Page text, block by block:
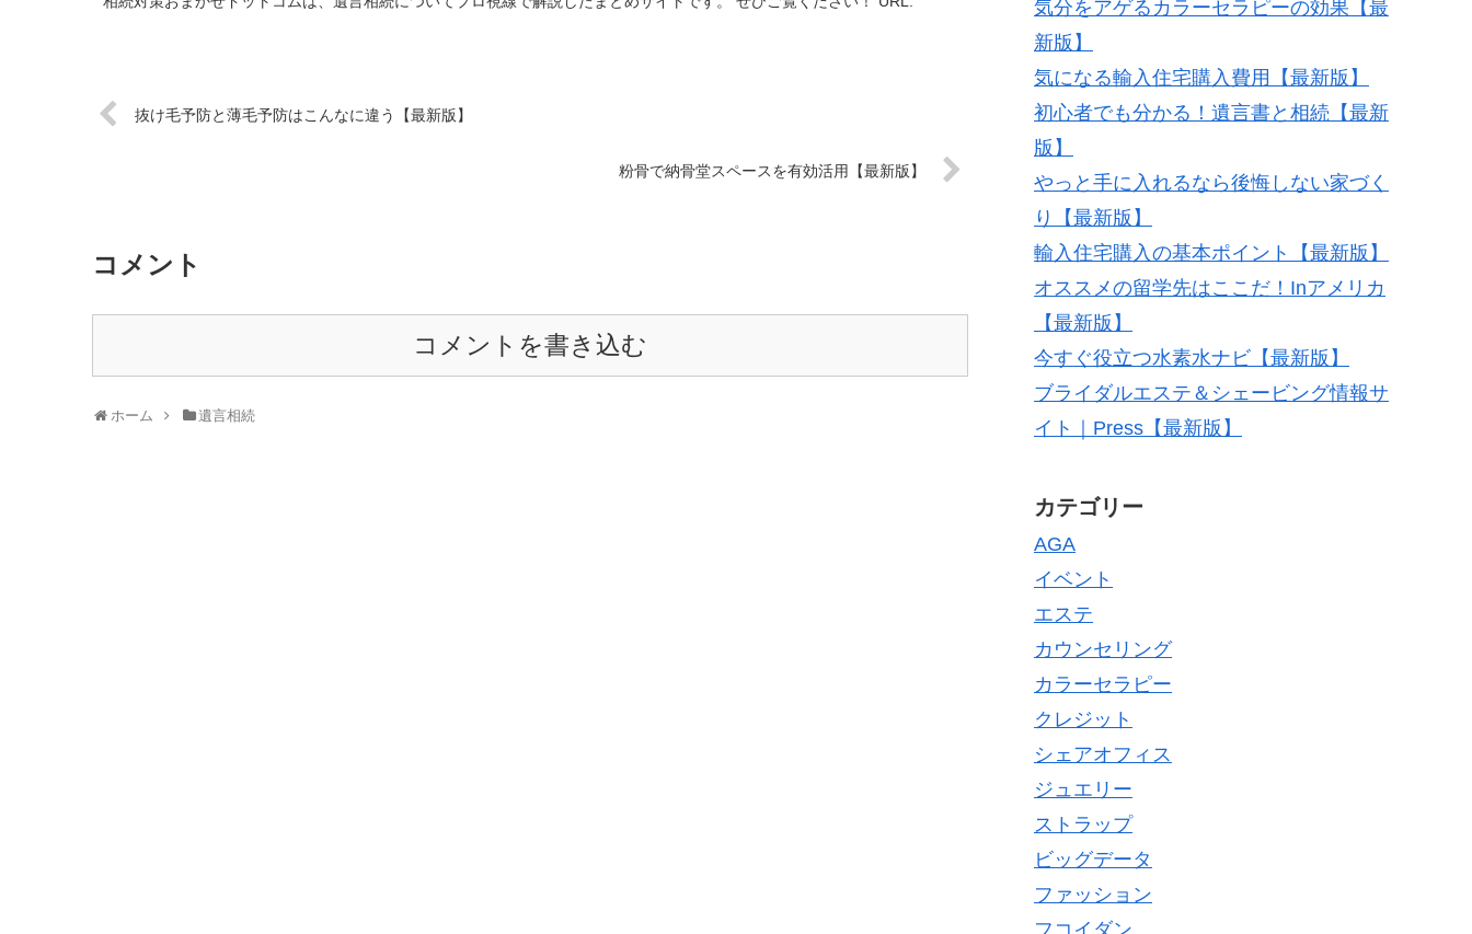
抜け毛予防と薄毛予防はこんなに違う【最新版】
粉骨で納骨堂スペースを有効活用【最新版】
コメント
コメントを書き込む
ホーム 遺言相続
気分をアゲるカラーセラピーの効果【最
新版】
気になる輸入住宅購入費用【最新版】
初心者でも分かる！遺言書と相続【最新
版】
やっと手に入れるなら後悔しない家づく
り【最新版】
輸入住宅購入の基本ポイント【最新版】
オススメの留学先はここだ！Inアメリカ
【最新版】
今すぐ役立つ水素水ナビ【最新版】
ブライダルエステ＆シェービング情報サ
イト｜Press【最新版】
カテゴリー
AGA
イベント
エステ
カウンセリング
カラーセラピー
クレジット
シェアオフィス
ジュエリー
ストラップ
ビッグデータ
ファッション
フコイダン